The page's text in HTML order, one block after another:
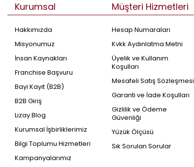
Kurumsal
Hakkımızda
Misyonumuz
İnsan Kaynakları
Franchise Başvuru
Bayi Kayıt (B2B)
B2B Giriş
Lizay Blog
Kurumsal İşbirliklerimiz
Bilgi Toplumu Hizmetleri
Kampanyalarımız
Müşteri Hizmetleri
Hesap Numaraları
Kvkk Aydınlatma Metni
Üyelik ve Kullanım
Koşulları
Mesafeli Satış Sözleşmesi
Garanti ve İade Koşulları
Gizlilik ve Ödeme
Güvenliği
Yüzük Ölçüsü
Sık Sorulan Sorular